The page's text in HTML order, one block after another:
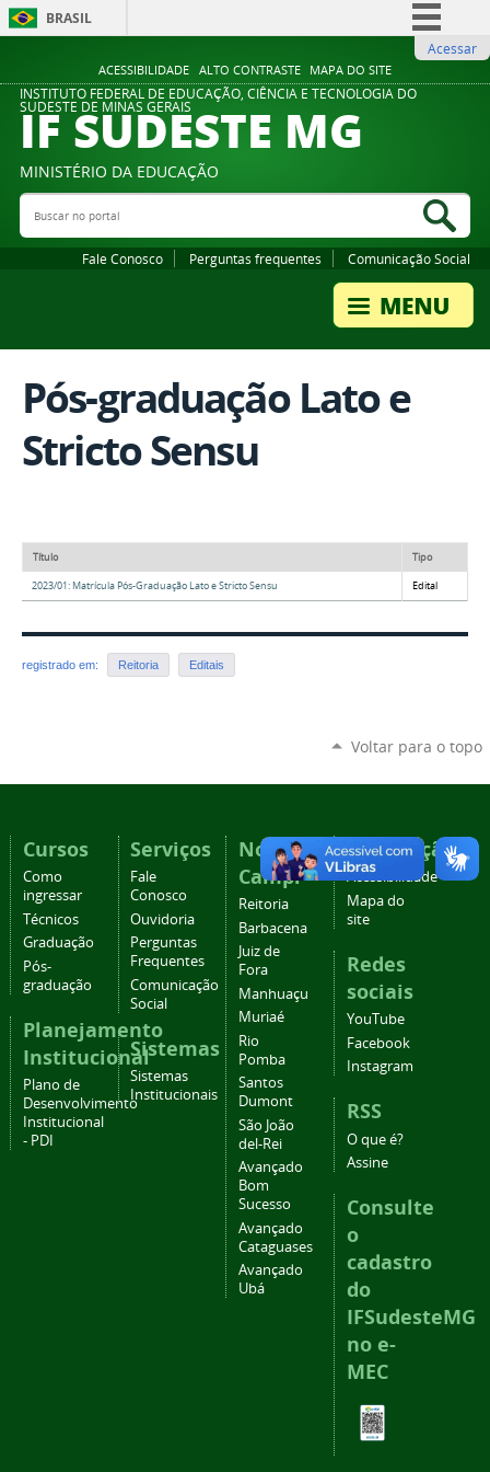
ACESSIBILIDADE ALTO CONTRASTE MAPA DO SITE
BRASIL
Comunica BR
Participe
Legislação
Acessar
INSTITUTO FEDERAL DE EDUCAÇÃO, CIÊNCIA E TECNOLOGIA DO
SUDESTE DE MINAS GERAIS
IF SUDESTE MG
MINISTÉRIO DA EDUCAÇÃO
Buscar no portal
Fale Conosco Perguntas frequentes Comunicação Social
Pós-graduação Lato e
Stricto Sensu
Título Tipo
2023/01: Matrícula Pós-Graduação Lato e Stricto Sensu Edital
registrado em: Reitoria Editais
Voltar para o topo
Cursos
Como
ingressar
Técnicos
Graduação
Pós-
graduação
Planejamento
Institucional
Plano de
Desenvolvimento
Institucional
- PDI
Serviços
Fale
Conosco
Ouvidoria
Perguntas
Frequentes
Comunicação
Social
Sistemas
Sistemas
Institucionais
Nossos
Campi
Reitoria
Barbacena
Juiz de
Fora
Manhuaçu
Muriaé
Rio
Pomba
Santos
Dumont
São João
del-Rei
Avançado
Bom
Sucesso
Avançado
Cataguases
Avançado
Ubá
Navegação
Acessibilidade
Mapa do
site
Redes
sociais
YouTube
Facebook
Instagram
RSS
O que é?
Assine
Consulte
o
cadastro
do
IFSudesteMG
no e-
MEC